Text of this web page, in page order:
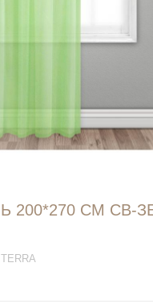
200*270 СМ СВ-